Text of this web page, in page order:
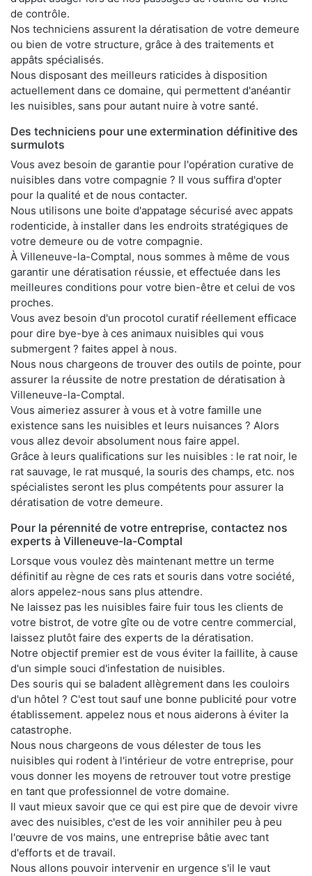
de contrôle.
Nos techniciens assurent la dératisation de votre demeure
ou bien de votre structure, grâce à des traitements et
appâts spécialisés.
Nous disposant des meilleurs raticides à disposition
actuellement dans ce domaine, qui permettent d'anéantir
les nuisibles, sans pour autant nuire à votre santé.
Des techniciens pour une extermination définitive des
surmulots
Vous avez besoin de garantie pour l'opération curative de
nuisibles dans votre compagnie ? Il vous suffira d'opter
pour la qualité et de nous contacter.
Nous utilisons une boite d'appatage sécurisé avec appats
rodenticide, à installer dans les endroits stratégiques de
votre demeure ou de votre compagnie.
À Villeneuve-la-Comptal, nous sommes à même de vous
garantir une dératisation réussie, et effectuée dans les
meilleures conditions pour votre bien-être et celui de vos
proches.
Vous avez besoin d'un procotol curatif réellement efficace
pour dire bye-bye à ces animaux nuisibles qui vous
submergent ? faites appel à nous.
Nous nous chargeons de trouver des outils de pointe, pour
assurer la réussite de notre prestation de dératisation à
Villeneuve-la-Comptal.
Vous aimeriez assurer à vous et à votre famille une
existence sans les nuisibles et leurs nuisances ? Alors
vous allez devoir absolument nous faire appel.
Grâce à leurs qualifications sur les nuisibles : le rat noir, le
rat sauvage, le rat musqué, la souris des champs, etc. nos
spécialistes seront les plus compétents pour assurer la
dératisation de votre demeure.
Pour la pérennité de votre entreprise, contactez nos
experts à Villeneuve-la-Comptal
Lorsque vous voulez dès maintenant mettre un terme
définitif au règne de ces rats et souris dans votre société,
alors appelez-nous sans plus attendre.
Ne laissez pas les nuisibles faire fuir tous les clients de
votre bistrot, de votre gîte ou de votre centre commercial,
laissez plutôt faire des experts de la dératisation.
Notre objectif premier est de vous éviter la faillite, à cause
d'un simple souci d'infestation de nuisibles.
Des souris qui se baladent allègrement dans les couloirs
d'un hôtel ? C'est tout sauf une bonne publicité pour votre
établissement. appelez nous et nous aiderons à éviter la
catastrophe.
Nous nous chargeons de vous délester de tous les
nuisibles qui rodent à l'intérieur de votre entreprise, pour
vous donner les moyens de retrouver tout votre prestige
en tant que professionnel de votre domaine.
Il vaut mieux savoir que ce qui est pire que de devoir vivre
avec des nuisibles, c'est de les voir annihiler peu à peu
l'œuvre de vos mains, une entreprise bâtie avec tant
d'efforts et de travail.
Nous allons pouvoir intervenir en urgence s'il le vaut